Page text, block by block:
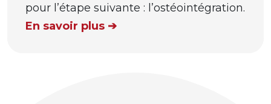
pour l’étape suivante : l’ostéointégration.
En savoir plus ➔